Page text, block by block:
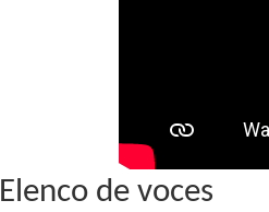
Elenco de voces